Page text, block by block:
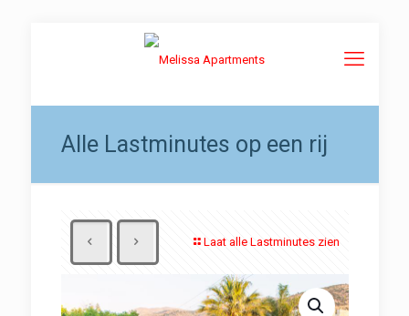
Alle Lastminutes op een rij
Laat alle Lastminutes zien